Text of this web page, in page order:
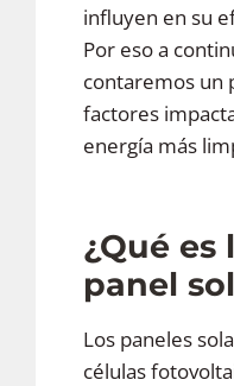
influyen en su
Por eso a
contaremos un
factores
energía más
¿Qué
panel
Los paneles
células